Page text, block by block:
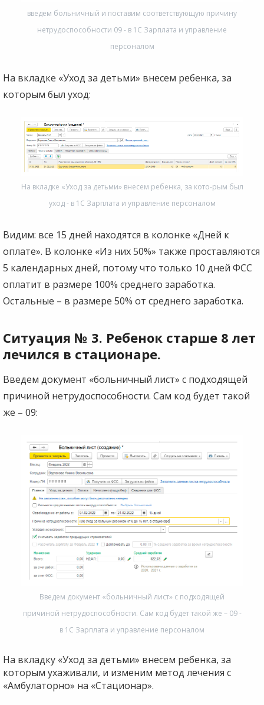
введем больничный и поставим соответствующую причину
нетрудоспособности 09 - в 1С Зарплата и управление
персоналом
На вкладке «Уход за детьми» внесем ребенка, за
которым был уход:
На вкладке «Уход за детьми» внесем ребенка, за кото-рым был
уход - в 1С Зарплата и управление персоналом
Видим: все 15 дней находятся в колонке «Дней к
оплате». В колонке «Из них 50%» также проставляются
5 календарных дней, потому что только 10 дней ФСС
оплатит в размере 100% среднего заработка.
Остальные – в размере 50% от среднего заработка.
Ситуация № 3. Ребенок старше 8 лет
лечился в стационаре.
Введем документ «больничный лист» с подходящей
причиной нетрудоспособности. Сам код будет такой
же – 09:
Введем документ «больничный лист» с подходящей
причиной нетрудоспособности. Сам код будет такой же – 09 -
в 1С Зарплата и управление персоналом
На вкладку «Уход за детьми» внесем ребенка, за
которым ухаживали, и изменим метод лечения с
«Амбулаторно» на «Стационар».